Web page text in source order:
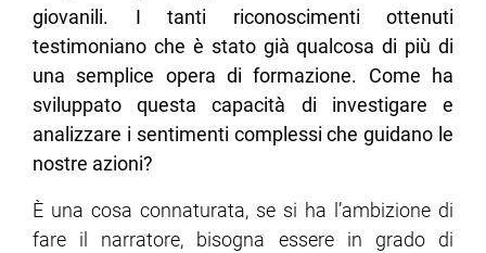
giovanili. I tanti riconoscimenti ottenuti
testimoniano che è stato già qualcosa di più di
una semplice opera di formazione. Come ha
sviluppato questa capacità di investigare e
analizzare i sentimenti complessi che guidano le
nostre azioni?
È una cosa connaturata, se si ha l’ambizione di
fare il narratore, bisogna essere in grado di